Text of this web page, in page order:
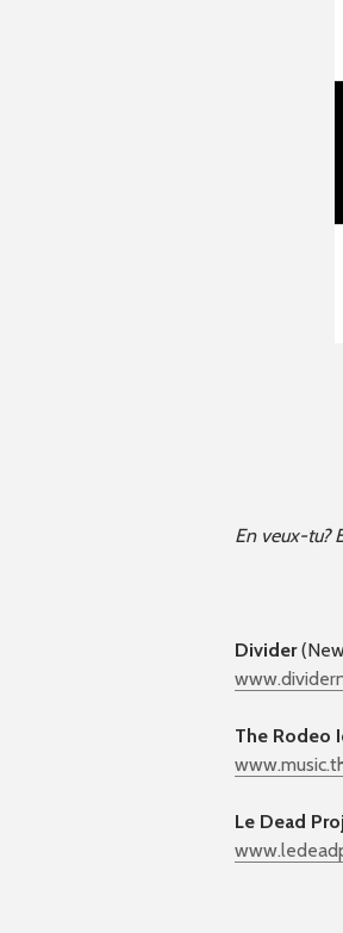
En veux-tu?
Divider
The Rodeo
Le Dead